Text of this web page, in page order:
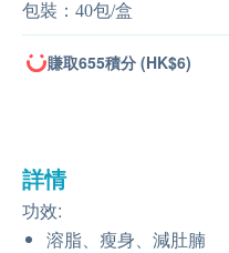
包裝： 40包/盒
賺取655積分 (HK$6)
詳情
功效:
溶脂、瘦身、減肚腩